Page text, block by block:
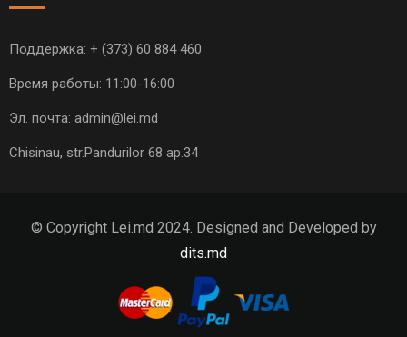
Поддержка: + (373) 60 884 460
Время работы: 11:00-16:00
Эл. почта: admin@lei.md
Chisinau, str.Pandurilor 68 ap.34
© Copyright Lei.md 2024. Designed and Developed by
dits.md